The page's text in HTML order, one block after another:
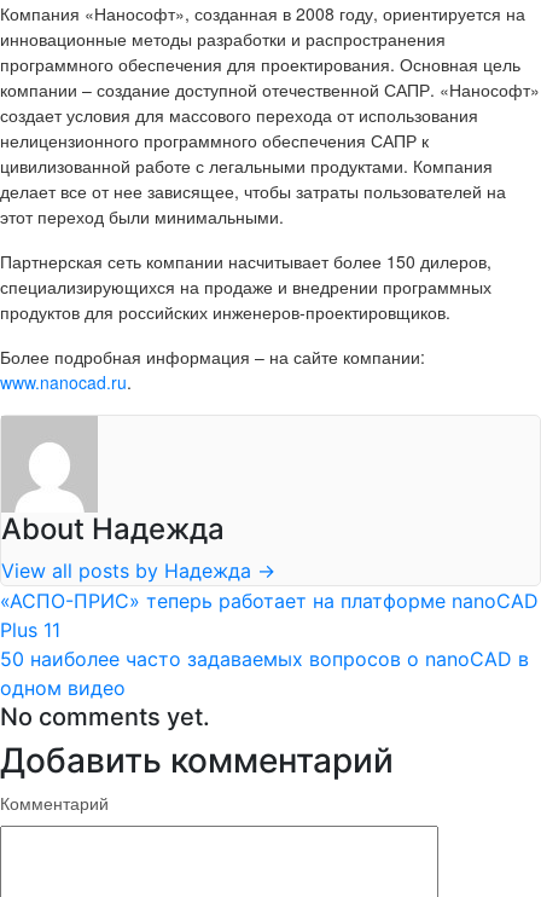
Компания «Нанософт», созданная в 2008 году, ориентируется на
инновационные методы разработки и распространения
программного обеспечения для проектирования. Основная цель
компании – создание доступной отечественной САПР. «Нанософт»
создает условия для массового перехода от использования
нелицензионного программного обеспечения САПР к
цивилизованной работе с легальными продуктами. Компания
делает все от нее зависящее, чтобы затраты пользователей на
этот переход были минимальными.
Партнерская сеть компании насчитывает более 150 дилеров,
специализирующихся на продаже и внедрении программных
продуктов для российских инженеров-проектировщиков.
Более подробная информация – на сайте компании:
www.nanocad.ru.
About Надежда
View all posts by Надежда →
«АСПО-ПРИС» теперь работает на платформе nanoCAD
Plus 11
50 наиболее часто задаваемых вопросов о nanoCAD в
одном видео
No comments yet.
Добавить комментарий
Комментарий